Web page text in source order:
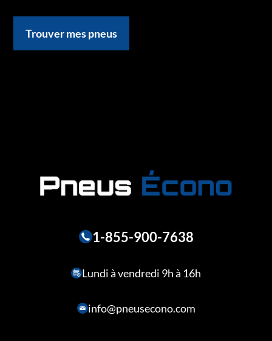
Trouver mes pneus
1-855-900-7638
Lundi à vendredi 9h à 16h
info@pneusecono.com